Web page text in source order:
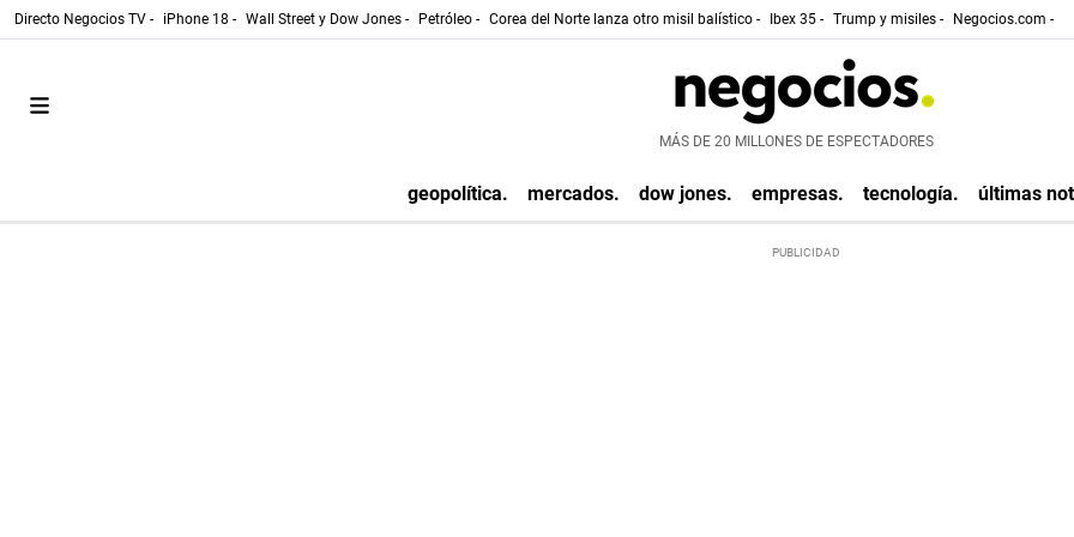
Directo Negocios TV - iPhone 18 - Wall Street y Dow Jones - Petróleo - Corea del Norte lanza otro misil balístico - Ibex 35 - Trump y misiles - Negocios.com -
MÁS DE 20 MILLONES DE ESPECTADORES
geopolítica. mercados. dow jones. empresas. tecnología. últimas